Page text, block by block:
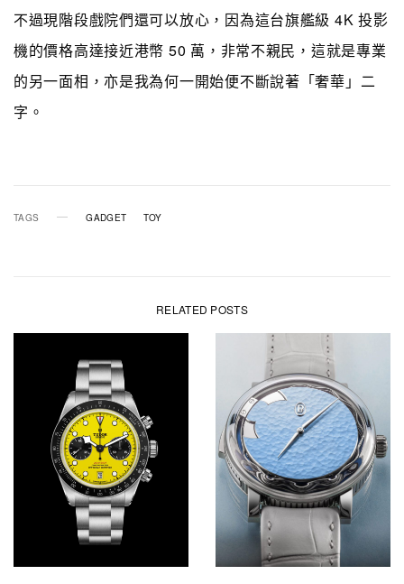
不過現階段戲院們還可以放心，因為這台旗艦級 4K 投影
機的價格高達接近港幣 50 萬，非常不親民，這就是專業
的另一面相，亦是我為何一開始便不斷說著「奢華」二
字。
TAGS GADGET TOY
RELATED POSTS